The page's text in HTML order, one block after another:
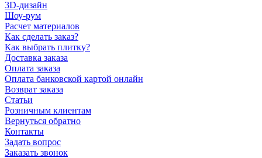
3D-дизайн
Шоу-рум
Расчет материалов
Как сделать заказ?
Как выбрать плитку?
Доставка заказа
Оплата заказа
Оплата банковской картой онлайн
Возврат заказа
Статьи
Розничным клиентам
Вернуться обратно
Контакты
Задать вопрос
Заказать звонок